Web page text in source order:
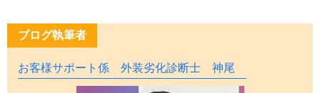
ブログ執筆者
お客様サポート係 外装劣化診断士 神尾